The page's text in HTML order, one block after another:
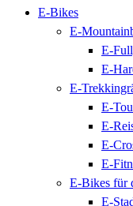
E-Bikes
E-
E-
E-
E-
E-
E-
E-
E-
E-Bikes für
E-